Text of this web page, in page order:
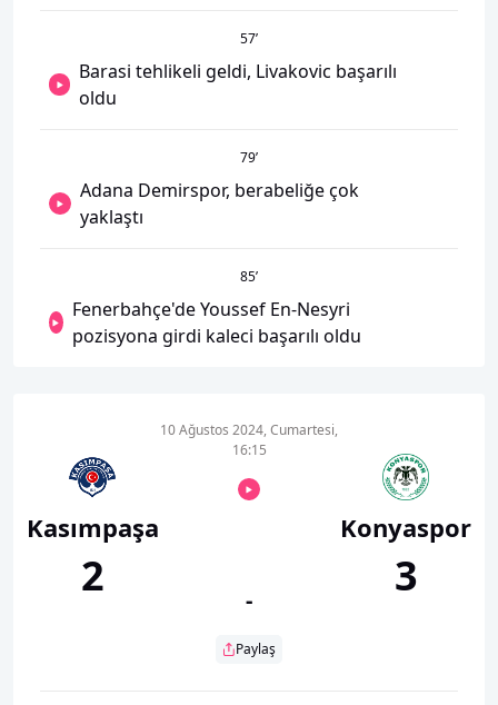
57’
Barasi tehlikeli geldi, Livakovic başarılı
oldu
79’
Adana Demirspor, berabeliğe çok
yaklaştı
85’
Fenerbahçe'de Youssef En-Nesyri
pozisyona girdi kaleci başarılı oldu
Kasımpaşa
2
10 Ağustos 2024, Cumartesi,
16:15
-
Paylaş
Konyaspor
3